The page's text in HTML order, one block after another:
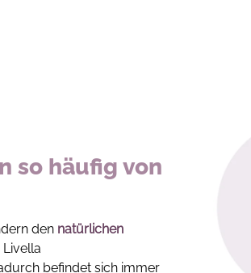
so häufig von
den natürlichen
Livella
befindet sich immer